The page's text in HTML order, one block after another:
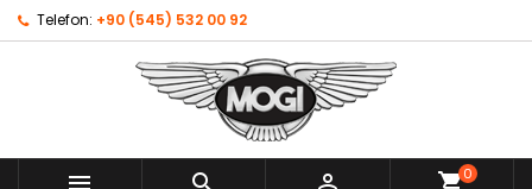
Telefon: +90 (545) 532 00 92
0